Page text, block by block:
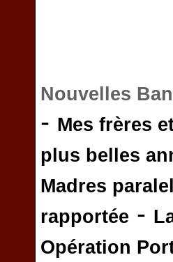
Nouvelles
- Mes frères
plus belles
Madres
rapportée -
Opération